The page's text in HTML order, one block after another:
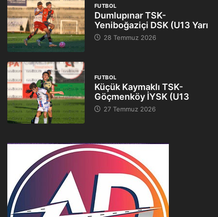
FUTBOL
Dumlupınar TSK-
Yeniboğaziçi DSK (U13 Yarı
28 Temmuz 2026
FUTBOL
Küçük Kaymaklı TSK-
Göçmenköy İYSK (U13
27 Temmuz 2026